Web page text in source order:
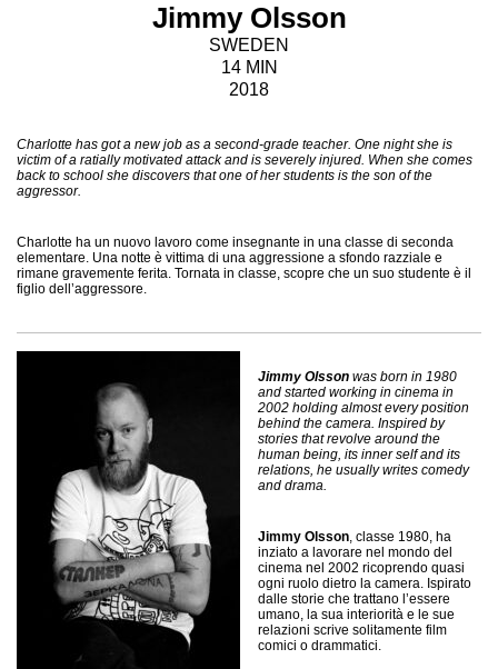
Jimmy Olsson
SWEDEN
14 MIN
2018
Charlotte has got a new job as a second-grade teacher. One night she is
victim of a ratially motivated attack and is severely injured. When she comes
back to school she discovers that one of her students is the son of the
aggressor.
Charlotte ha un nuovo lavoro come insegnante in una classe di seconda
elementare. Una notte è vittima di una aggressione a sfondo razziale e
rimane gravemente ferita. Tornata in classe, scopre che un suo studente è il
figlio dell’aggressore.
Jimmy Olsson was born in 1980
and started working in cinema in
2002 holding almost every position
behind the camera. Inspired by
stories that revolve around the
human being, its inner self and its
relations, he usually writes comedy
and drama.
Jimmy Olsson, classe 1980, ha
inziato a lavorare nel mondo del
cinema nel 2002 ricoprendo quasi
ogni ruolo dietro la camera. Ispirato
dalle storie che trattano l’essere
umano, la sua interiorità e le sue
relazioni scrive solitamente film
comici o drammatici.